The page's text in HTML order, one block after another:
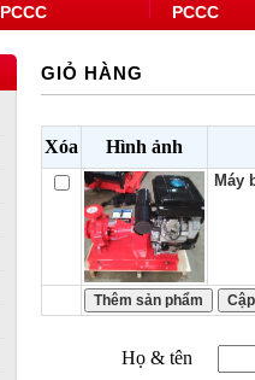
PCCC
PCCC
GIỎ HÀNG
Xóa Hình ảnh
Máy
Họ & tên